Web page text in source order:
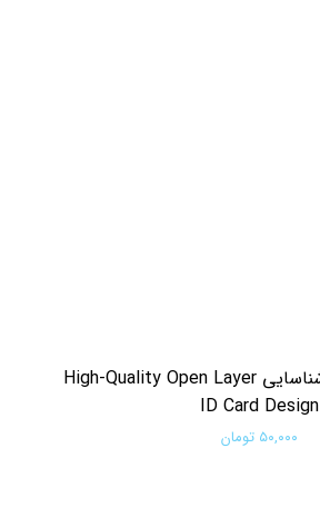
فایل لایه باز کارت شناسایی High-Quality Open Layer
ID Card Design
۵۰,۰۰۰ تومان